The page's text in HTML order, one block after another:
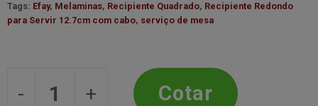
Tags: Efay, Melaminas, Recipiente Quadrado, Recipiente Redondo
para Servir 12.7cm com cabo, serviço de mesa
RECIPIENTE REDONDO P/ SERVIR
Cotar